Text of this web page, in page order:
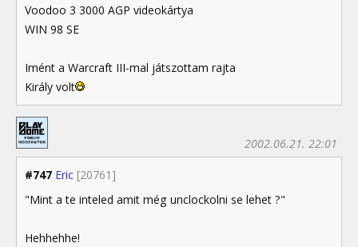
Voodoo 3 3000 AGP videokártya
WIN 98 SE
Imént a Warcraft III-mal játszottam rajta
Király volt
#747 Eric [20761]
2002.06.21. 22:01
"Mint a te inteled amit még unclockolni se lehet ?"
Hehhehhe!